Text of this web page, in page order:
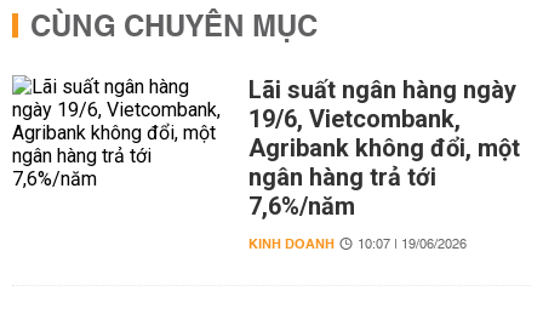
CÙNG CHUYÊN MỤC
Lãi suất ngân hàng ngày
19/6, Vietcombank,
Agribank không đổi, một
ngân hàng trả tới
7,6%/năm
KINH DOANH 10:07 | 19/06/2026